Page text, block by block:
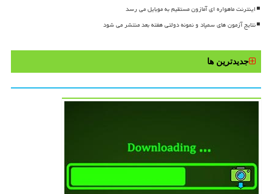
اینترنت ماهواره ای آمازون مستقیم به موبایل می رسد
نتایج آزمون های سمپاد و نمونه دولتی هفته بعد منتشر می شود
جدیدترین ها